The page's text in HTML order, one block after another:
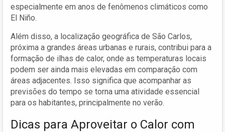
especialmente em anos de fenômenos climáticos como
El Niño.
Além disso, a localização geográfica de São Carlos,
próxima a grandes áreas urbanas e rurais, contribui para a
formação de ilhas de calor, onde as temperaturas locais
podem ser ainda mais elevadas em comparação com
áreas adjacentes. Isso significa que acompanhar as
previsões do tempo se torna uma atividade essencial
para os habitantes, principalmente no verão.
Dicas para Aproveitar o Calor com